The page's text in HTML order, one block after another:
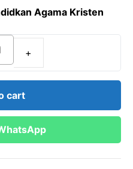
Agama Kristen
Strategi
cart